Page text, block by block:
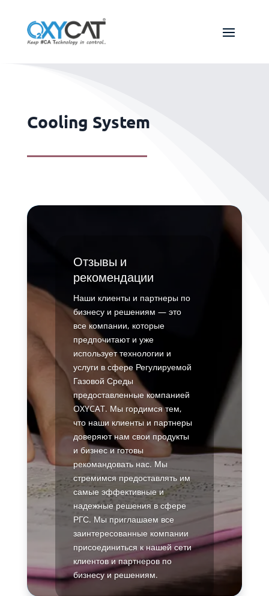
Cooling System
Отзывы и
рекомендации
Наши клиенты и партнеры по
бизнесу и решениям — это
все компании, которые
предпочитают и уже
использует технологии и
услуги в сфере Регулируемой
Газовой Среды
предоставленные компанией
OXYCAT. Мы гордимся тем,
что наши клиенты и партнеры
доверяют нам свои продукты
и бизнес и готовы
рекомандовать нас. Мы
стремимся предоставлять им
самые эффективные и
надежные решения в сфере
РГС. Мы приглашаем все
заинтересованные компании
присоединиться к нашей сети
клиентов и партнеров по
бизнесу и решениям.